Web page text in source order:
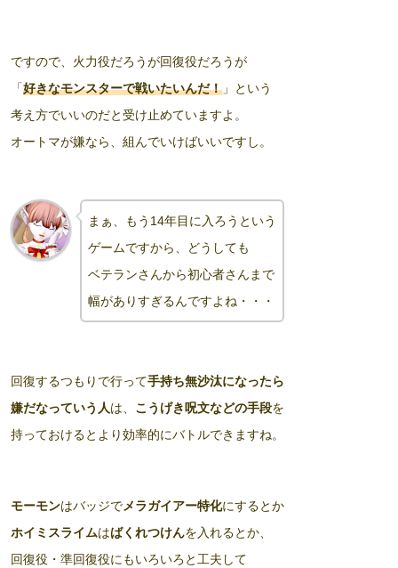
ですので、火力役だろうが回復役だろうが
「好きなモンスターで戦いたいんだ！ 」という
考え方でいいのだと受け止めていますよ。
オートマが嫌なら、組んでいけばいいですし。
まぁ、もう14年目に入ろうという
ゲームですから、どうしても
ベテランさんから初心者さんまで
幅がありすぎるんですよね・・・
回復するつもりで行って手持ち無沙汰になったら
嫌だなっていう人は、 こうげき呪文などの手段を
持っておけるとより効率的にバトルできますね。
モーモンはバッジでメラガイアー特化にするとか
ホイミスライムはばくれつけんを入れるとか、
回復役・準回復役にもいろいろと工夫して